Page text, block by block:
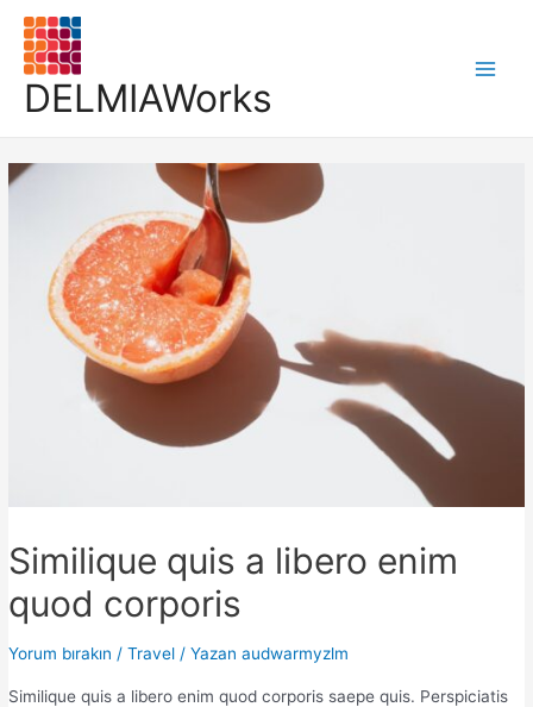
DELMIAWorks
Similique quis a libero enim
quod corporis
Yorum bırakın /Travel / Yazan audwarmyzlm
Similique quis a libero enim quod corporis saepe quis. Perspiciatis